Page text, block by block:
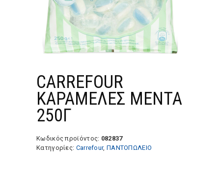
CARREFOUR
ΚΑΡΑΜΕΛΕΣ ΜΕΝΤΑ
250Γ
Κωδικός προϊόντος: 082837
Κατηγορίες: Carrefour, ΠΑΝΤΟΠΩΛΕΙΟ